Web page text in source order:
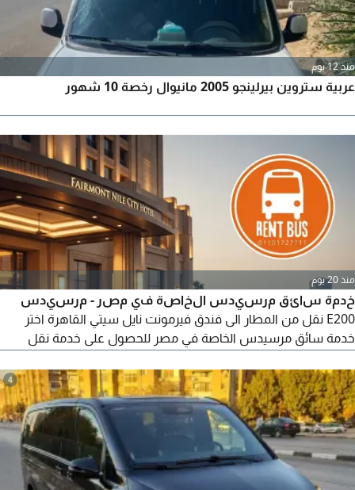
منذ 12 يوم
عربية ستروين بيرلينجو 2005 مانيوال رخصة 10 شهور
منذ 20 يوم
خدمة سائق مرسيدس الخاصة في مصر - مرسيدس
E200 نقل من المطار الى فندق فيرمونت نايل سيتي القاهرة اختر
خدمة سائق مرسيدس الخاصة في مصر للحصول على خدمة نقل
في سيارة مرسيدس بنز E200 سيدان موديل 2025 الأنيقة مع سائق
محترف واستمتع بالراحة والخصوصية والالتزام بالمواعيد. مثالية لرجال
الأعمال والمسافرين المنفردين
4